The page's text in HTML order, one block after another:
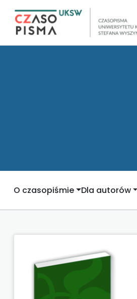
O czasopiśmie Dla autorów